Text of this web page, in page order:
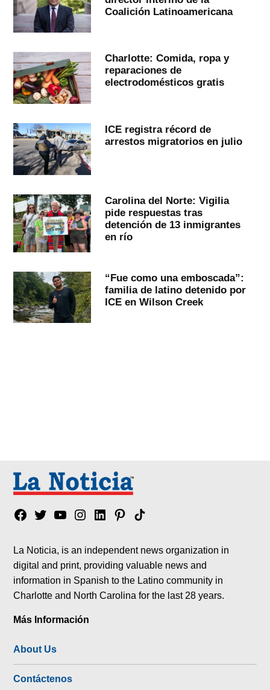
Coalición Latinoamericana
Charlotte: Comida, ropa y
reparaciones de
electrodomésticos gratis
ICE registra récord de
arrestos migratorios en julio
Carolina del Norte: Vigilia
pide respuestas tras
detención de 13 inmigrantes
en río
“Fue como una emboscada”:
familia de latino detenido por
ICE en Wilson Creek
Facebook
TwitterYouTubeInstagram
LinkedinPinterest
Tik
La Noticia, is an independent news organization in
digital and print, providing valuable news and
information in Spanish to the Latino community in
Charlotte and North Carolina for the last 28 years.
Más Información
About Us
Contáctenos